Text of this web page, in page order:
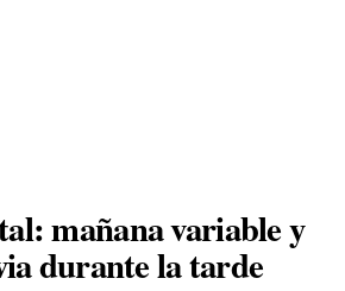
mañana variable y
durante la tarde